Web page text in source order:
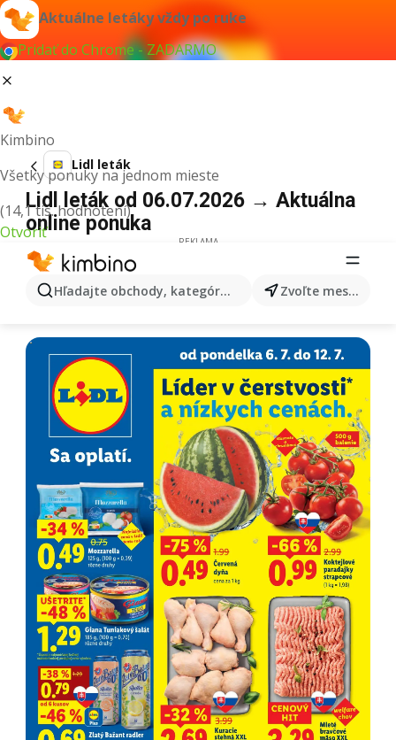
Aktuálne letáky vždy po ruke
Pridať do Chrome - ZADARMO
Kimbino
Všetky ponuky na jednom mieste
(14,1 tis. hodnotení)
Otvoriť
Hľadajte obchody, kategórie, produkty... Zvoľte mesto
Lidl leták
Lidl leták od 06.07.2026 → Aktuálna
online ponuka
REKLAMA